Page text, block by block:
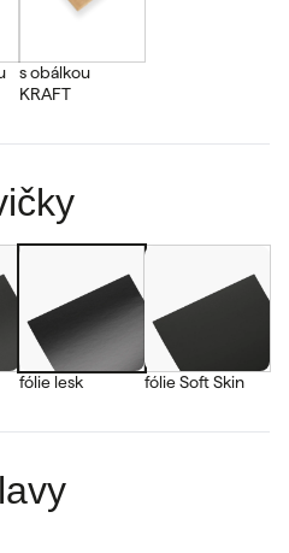
s obálkou
KRAFT
fólie lesk fólie Soft Skin